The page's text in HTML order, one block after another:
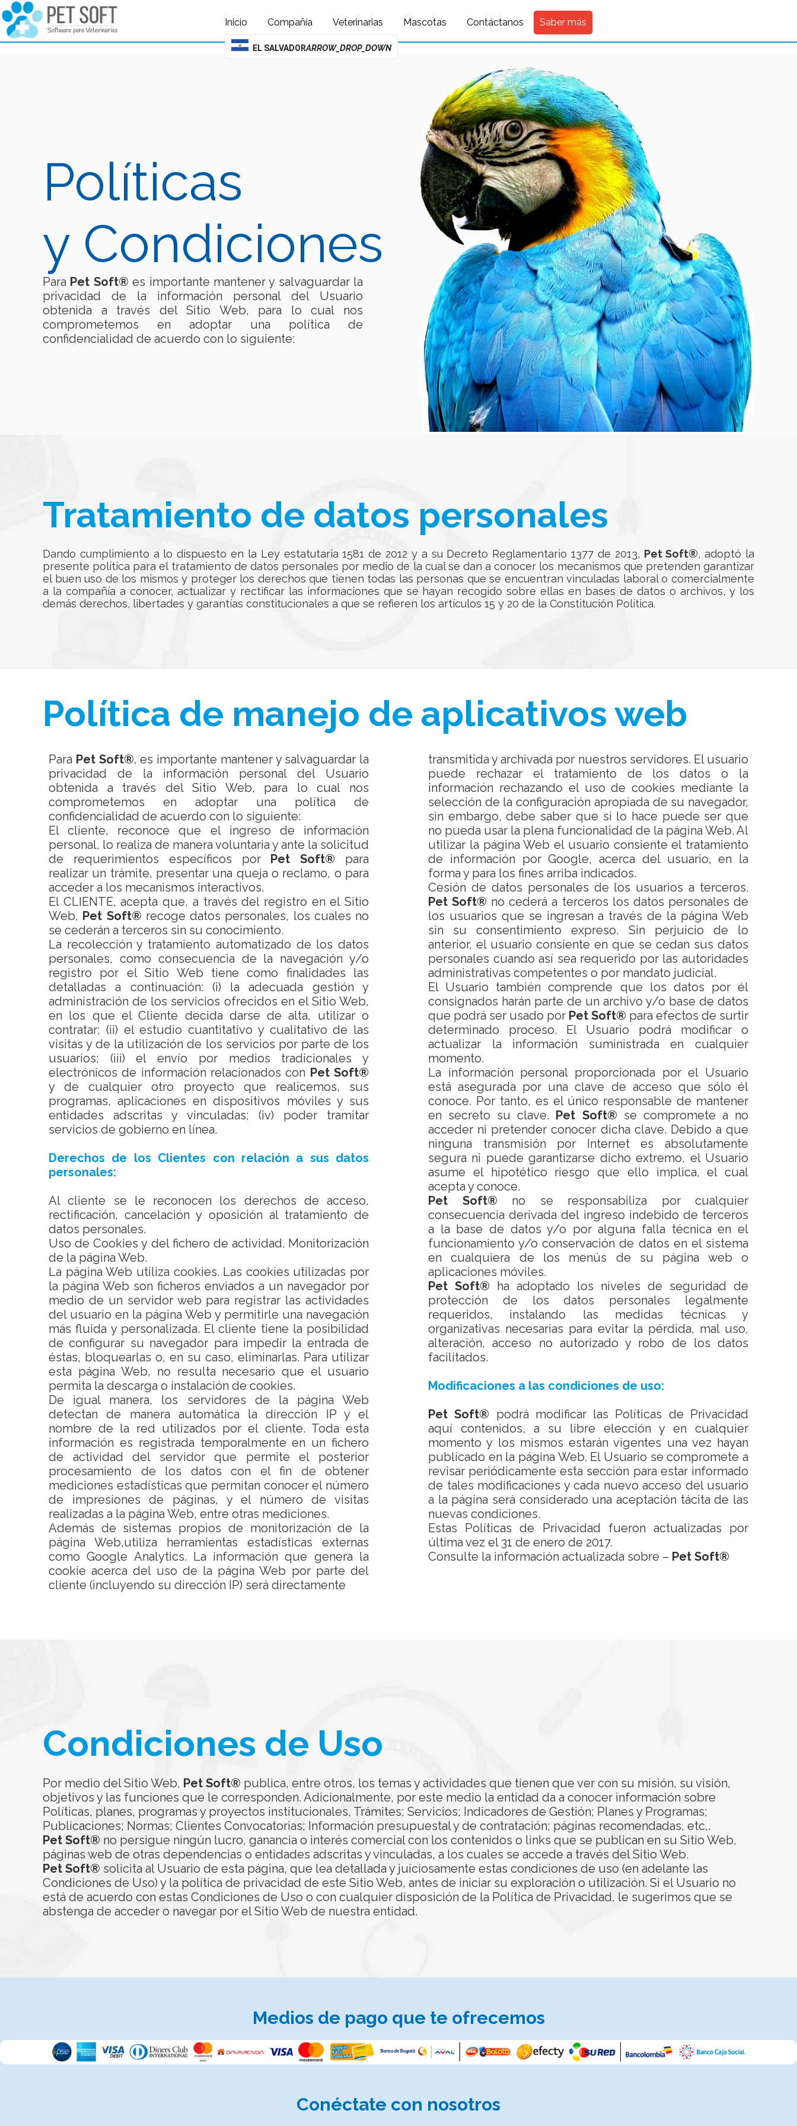
query failed, Table 'nwproject5_petsoft.preload_images' doesn't exist::SQL Query: /*qc=on*/ select * from preload_images where pagina=126
Inicio Compañía Veterinarias Mascotas Contáctanos Saber más
EL SALVADORARROW_DROP_DOWN
Políticas
y Condiciones
Para Pet Soft® es importante mantener y salvaguardar la
privacidad de la información personal del Usuario
obtenida a través del Sitio Web, para lo cual nos
comprometemos en adoptar una política de
confidencialidad de acuerdo con lo siguiente:
Tratamiento de datos personales
Dando cumplimiento a lo dispuesto en la Ley estatutaria 1581 de 2012 y a su Decreto Reglamentario 1377 de 2013, Pet Soft®, adoptó la
presente política para el tratamiento de datos personales por medio de la cual se dan a conocer los mecanismos que pretenden garantizar
el buen uso de los mismos y proteger los derechos que tienen todas las personas que se encuentran vinculadas laboral o comercialmente
a la compañía a conocer, actualizar y rectificar las informaciones que se hayan recogido sobre ellas en bases de datos o archivos, y los
demás derechos, libertades y garantías constitucionales a que se refieren los artículos 15 y 20 de la Constitución Política.
Política de manejo de aplicativos web
Para Pet Soft®, es importante mantener y salvaguardar la
privacidad de la información personal del Usuario
obtenida a través del Sitio Web, para lo cual nos
comprometemos en adoptar una política de
confidencialidad de acuerdo con lo siguiente:
El cliente, reconoce que el ingreso de información
personal, lo realiza de manera voluntaria y ante la solicitud
de requerimientos específicos por Pet Soft® para
realizar un trámite, presentar una queja o reclamo, o para
acceder a los mecanismos interactivos.
El CLIENTE, acepta que, a través del registro en el Sitio
Web, Pet Soft® recoge datos personales, los cuales no
se cederán a terceros sin su conocimiento.
La recolección y tratamiento automatizado de los datos
personales, como consecuencia de la navegación y/o
registro por el Sitio Web tiene como finalidades las
detalladas a continuación: (i) la adecuada gestión y
administración de los servicios ofrecidos en el Sitio Web,
en los que el Cliente decida darse de alta, utilizar o
contratar; (ii) el estudio cuantitativo y cualitativo de las
visitas y de la utilización de los servicios por parte de los
usuarios; (iii) el envío por medios tradicionales y
electrónicos de información relacionados con Pet Soft®
y de cualquier otro proyecto que realicemos, sus
programas, aplicaciones en dispositivos móviles y sus
entidades adscritas y vinculadas; (iv) poder tramitar
servicios de gobierno en línea.
Derechos de los Clientes con relación a sus datos
personales:
Al cliente se le reconocen los derechos de acceso,
rectificación, cancelación y oposición al tratamiento de
datos personales.
Uso de Cookies y del fichero de actividad. Monitorización
de la página Web.
La página Web utiliza cookies. Las cookies utilizadas por
la página Web son ficheros enviados a un navegador por
medio de un servidor web para registrar las actividades
del usuario en la página Web y permitirle una navegación
más fluida y personalizada. El cliente tiene la posibilidad
de configurar su navegador para impedir la entrada de
éstas, bloquearlas o, en su caso, eliminarlas. Para utilizar
esta página Web, no resulta necesario que el usuario
permita la descarga o instalación de cookies.
De igual manera, los servidores de la página Web
detectan de manera automática la dirección IP y el
nombre de la red utilizados por el cliente. Toda esta
información es registrada temporalmente en un fichero
de actividad del servidor que permite el posterior
procesamiento de los datos con el fin de obtener
mediciones estadísticas que permitan conocer el número
de impresiones de páginas, y el número de visitas
realizadas a la página Web, entre otras mediciones.
Además de sistemas propios de monitorización de la
página Web,utiliza herramientas estadísticas externas
como Google Analytics. La información que genera la
cookie acerca del uso de la página Web por parte del
cliente (incluyendo su dirección IP) será directamente
transmitida y archivada por nuestros servidores. El usuario
puede rechazar el tratamiento de los datos o la
información rechazando el uso de cookies mediante la
selección de la configuración apropiada de su navegador,
sin embargo, debe saber que si lo hace puede ser que
no pueda usar la plena funcionalidad de la página Web. Al
utilizar la página Web el usuario consiente el tratamiento
de información por Google, acerca del usuario, en la
forma y para los fines arriba indicados.
Cesión de datos personales de los usuarios a terceros.
Pet Soft® no cederá a terceros los datos personales de
los usuarios que se ingresan a través de la página Web
sin su consentimiento expreso. Sin perjuicio de lo
anterior, el usuario consiente en que se cedan sus datos
personales cuando así sea requerido por las autoridades
administrativas competentes o por mandato judicial.
El Usuario también comprende que los datos por él
consignados harán parte de un archivo y/o base de datos
que podrá ser usado por Pet Soft® para efectos de surtir
determinado proceso. El Usuario podrá modificar o
actualizar la información suministrada en cualquier
momento.
La información personal proporcionada por el Usuario
está asegurada por una clave de acceso que sólo él
conoce. Por tanto, es el único responsable de mantener
en secreto su clave. Pet Soft® se compromete a no
acceder ni pretender conocer dicha clave. Debido a que
ninguna transmisión por Internet es absolutamente
segura ni puede garantizarse dicho extremo, el Usuario
asume el hipotético riesgo que ello implica, el cual
acepta y conoce.
Pet Soft® no se responsabiliza por cualquier
consecuencia derivada del ingreso indebido de terceros
a la base de datos y/o por alguna falla técnica en el
funcionamiento y/o conservación de datos en el sistema
en cualquiera de los menús de su página web o
aplicaciones móviles.
Pet Soft® ha adoptado los niveles de seguridad de
protección de los datos personales legalmente
requeridos, instalando las medidas técnicas y
organizativas necesarias para evitar la pérdida, mal uso,
alteración, acceso no autorizado y robo de los datos
facilitados.
Modificaciones a las condiciones de uso:
Pet Soft® podrá modificar las Políticas de Privacidad
aquí contenidos, a su libre elección y en cualquier
momento y los mismos estarán vigentes una vez hayan
publicado en la página Web. El Usuario se compromete a
revisar periódicamente esta sección para estar informado
de tales modificaciones y cada nuevo acceso del usuario
a la página será considerado una aceptación tácita de las
nuevas condiciones.
Estas Políticas de Privacidad fueron actualizadas por
última vez el 31 de enero de 2017.
Consulte la información actualizada sobre – Pet Soft®
Condiciones de Uso
Por medio del Sitio Web, Pet Soft® publica, entre otros, los temas y actividades que tienen que ver con su misión, su visión,
objetivos y las funciones que le corresponden. Adicionalmente, por este medio la entidad da a conocer información sobre
Políticas, planes, programas y proyectos institucionales, Trámites; Servicios; Indicadores de Gestión; Planes y Programas;
Publicaciones; Normas; Clientes Convocatorias; Información presupuestal y de contratación; páginas recomendadas, etc,.
Pet Soft® no persigue ningún lucro, ganancia o interés comercial con los contenidos o links que se publican en su Sitio Web,
páginas web de otras dependencias o entidades adscritas y vinculadas, a los cuales se accede a través del Sitio Web.
Pet Soft® solicita al Usuario de esta página, que lea detallada y juiciosamente estas condiciones de uso (en adelante las
Condiciones de Uso) y la política de privacidad de este Sitio Web, antes de iniciar su exploración o utilización. Si el Usuario no
está de acuerdo con estas Condiciones de Uso o con cualquier disposición de la Política de Privacidad, le sugerimos que se
abstenga de acceder o navegar por el Sitio Web de nuestra entidad.
Medios de pago que te ofrecemos
Conéctate con nosotros